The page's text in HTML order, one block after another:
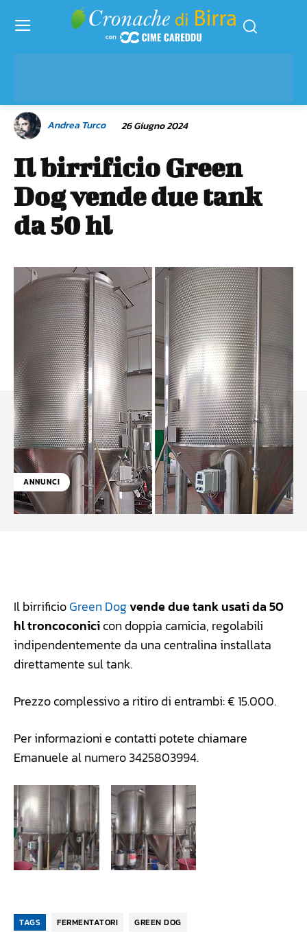
Andrea Turco 26 Giugno 2024
Il birrificio Green
Dog vende due tank
da 50 hl
ANNUNCI
Il birrificioGreen Dogvende due tank usati da 50
hl troncoconicicon doppia camicia, regolabili
indipendentemente da una centralina installata
direttamente sul tank.
Prezzo complessivo a ritiro di entrambi: € 15.000.
Per informazioni e contatti potete chiamare
Emanuele al numero 3425803994.
TAGS FERMENTATORI GREEN DOG